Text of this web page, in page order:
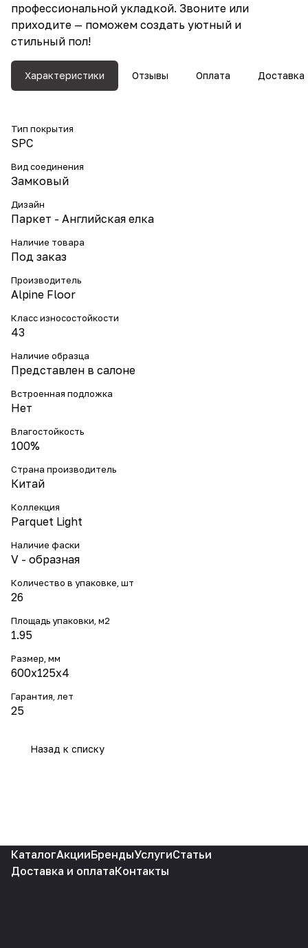
профессиональной укладкой. Звоните или
приходите — поможем создать уютный и
стильный пол!
Характеристики Отзывы Оплата Доставка
Тип покрытия
SPC
Вид соединения
Замковый
Дизайн
Паркет - Английская елка
Наличие товара
Под заказ
Производитель
Alpine Floor
Класс износостойкости
43
Наличие образца
Представлен в салоне
Встроенная подложка
Нет
Влагостойкость
100%
Страна производитель
Китай
Коллекция
Parquet Light
Наличие фаски
V - образная
Количество в упаковке, шт
26
Площадь упаковки, м2
1.95
Размер, мм
600х125х4
Гарантия, лет
25
Назад к списку
КаталогАкцииБрендыУслугиСтатьи
Доставка и оплатаКонтакты